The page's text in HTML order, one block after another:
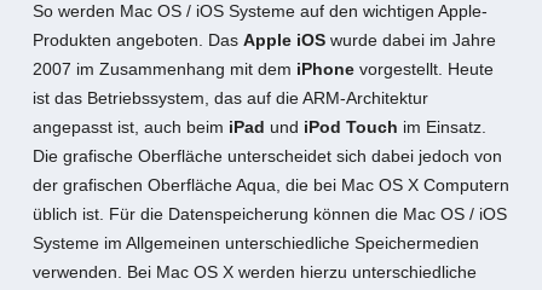
So werden Mac OS / iOS Systeme auf den wichtigen Apple-
Produkten angeboten. Das Apple iOSwurde dabei im Jahre
2007 im Zusammenhang mit dem iPhonevorgestellt. Heute
ist das Betriebssystem, das auf die ARM-Architektur
angepasst ist, auch beim iPad und iPod Touch im Einsatz.
Die grafische Oberfläche unterscheidet sich dabei jedoch von
der grafischen Oberfläche Aqua, die bei Mac OS X Computern
üblich ist. Für die Datenspeicherung können die Mac OS / iOS
Systeme im Allgemeinen unterschiedliche Speichermedien
verwenden. Bei Mac OS X werden hierzu unterschiedliche